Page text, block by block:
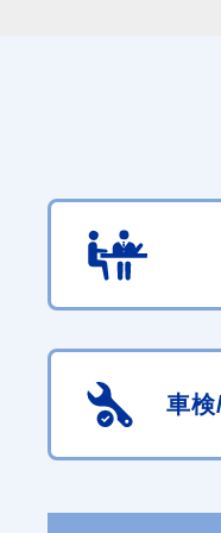
車